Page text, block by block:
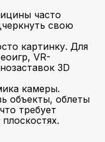
часто
свою
картинку. Для
VR-
3D
камеры.
объекты, облеты
требует